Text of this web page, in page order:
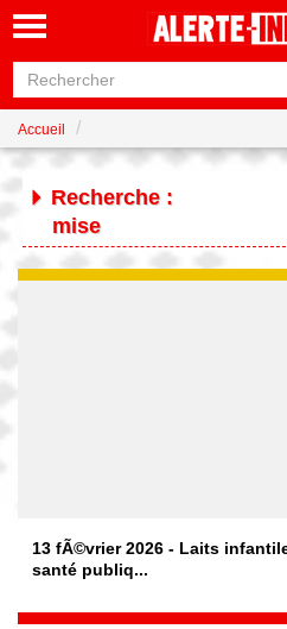
Accueil
Recherche :
mise
13 fÃ©vrier 2026 - Laits
santé publiq...